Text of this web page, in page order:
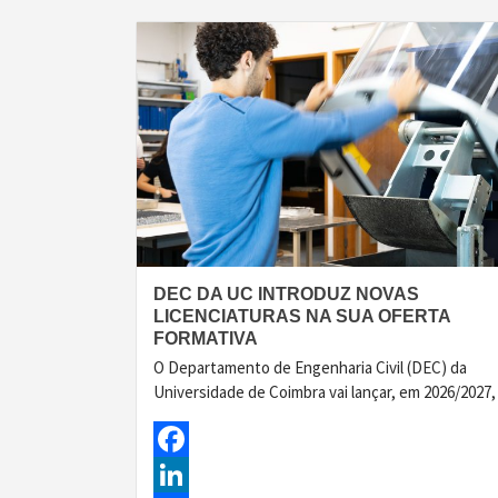
DEC DA UC INTRODUZ NOVAS
LICENCIATURAS NA SUA OFERTA
FORMATIVA
O Departamento de Engenharia Civil (DEC) da
Universidade de Coimbra vai lançar, em 2026/
Facebook